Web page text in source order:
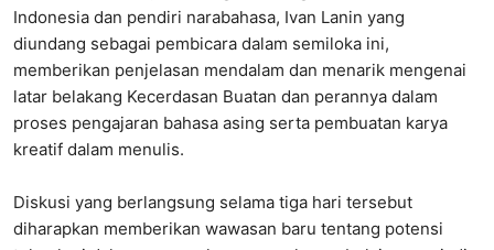
Indonesia dan pendiri narabahasa, Ivan Lanin yang
diundang sebagai pembicara dalam semiloka ini,
memberikan penjelasan mendalam dan menarik mengenai
latar belakang Kecerdasan Buatan dan perannya dalam
proses pengajaran bahasa asing serta pembuatan karya
kreatif dalam menulis.
Diskusi yang berlangsung selama tiga hari tersebut
diharapkan memberikan wawasan baru tentang potensi